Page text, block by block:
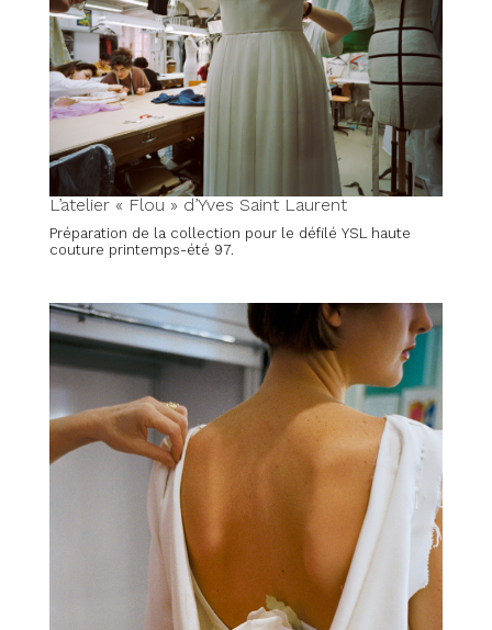
L’atelier « Flou » d’Yves Saint Laurent
Préparation de la collection pour le défilé YSL haute
couture printemps-été 97.